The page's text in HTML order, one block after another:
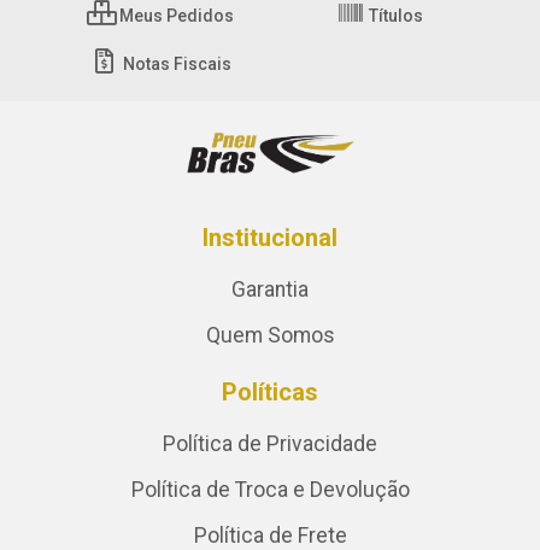
Meus Pedidos Títulos
Notas Fiscais
Institucional
Garantia
Quem Somos
Políticas
Política de Privacidade
Política de Troca e Devolução
Política de Frete